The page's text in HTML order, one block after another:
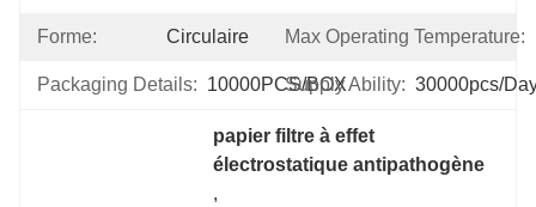
Forme: Circulaire Max Operating Temperature:
Packaging Details: 10000PCS/BOXSupply Ability: 30000pcs/
papier filtre à effet
électrostatique antipathogène
,